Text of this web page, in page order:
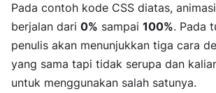
Pada contoh kode CSS diatas,
berjalan dari 0% sampai 100%. Pada
penulis akan menunjukkan tiga cara
yang sama tapi tidak serupa dan
untuk menggunakan salah satunya.